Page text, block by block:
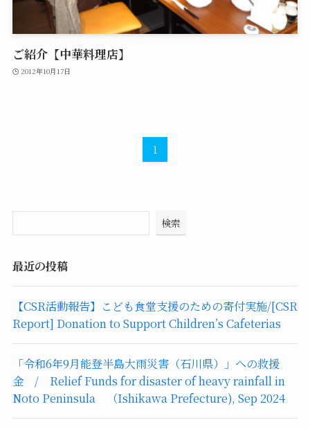
ご紹介【中華料理店】
2012年10月17日
1
検索
最近の投稿
【CSR活動報告】こども食堂支援のための寄付実施/[CSR
Report] Donation to Support Children’s Cafeterias
「令和6年9月能登半島大雨災害（石川県）」への救援
金 / Relief Funds for disaster of heavy rainfall in
Noto Peninsula （Ishikawa Prefecture), Sep 2024